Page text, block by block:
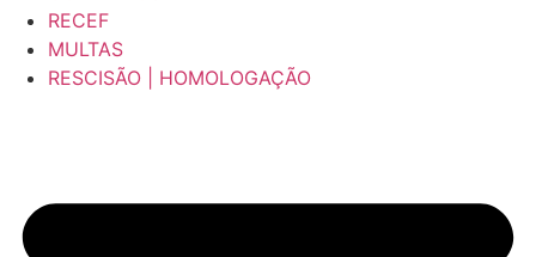
RECEF
MULTAS
RESCISÃO | HOMOLOGAÇÃO